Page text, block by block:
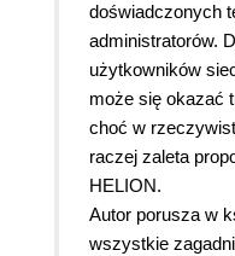
doświadczonych
administratorów.
użytkowników
może się okazać
choć w
raczej zaleta
HELION.
Autor porusza w
wszystkie